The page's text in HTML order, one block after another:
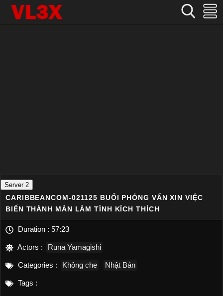
Home Không che
CARIBBEANCOM-021125 Buổi phỏng vấn xin việc biến thành màn làm tình kích thích
Server 2
CARIBBEANCOM-021125 BUỔI PHỎNG VẤN XIN VIỆC
BIẾN THÀNH MÀN LÀM TÌNH KÍCH THÍCH
Duration : 57:23
Actors : Runa Yamagishi
Categories : Không che Nhật Bản
Tags :